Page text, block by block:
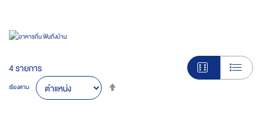
4รายการ
เรียงตาม